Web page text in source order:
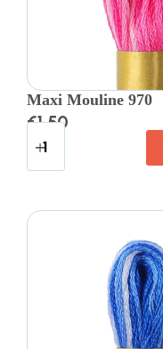
Maxi Mouline 970
€1.50